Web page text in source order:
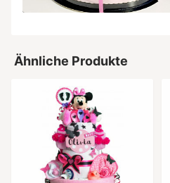
Ähnliche Produkte